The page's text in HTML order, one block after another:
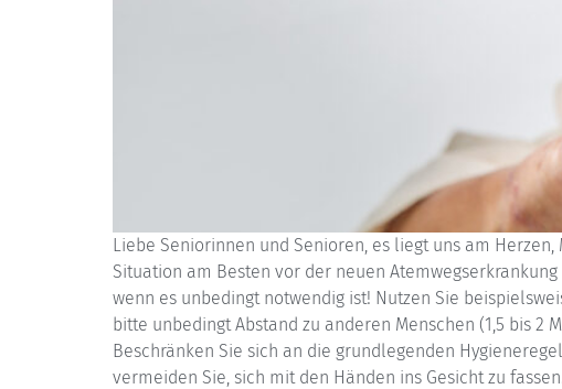
Liebe Seniorinnen und Senioren, es liegt uns am
Situation am Besten vor der neuen
wenn es unbedingt notwendig ist! Nutzen Sie
bitte unbedingt Abstand zu anderen Menschen (1,5 bis
Beschränken Sie sich an die grundlegenden
vermeiden Sie, sich mit den Händen ins Gesicht zu